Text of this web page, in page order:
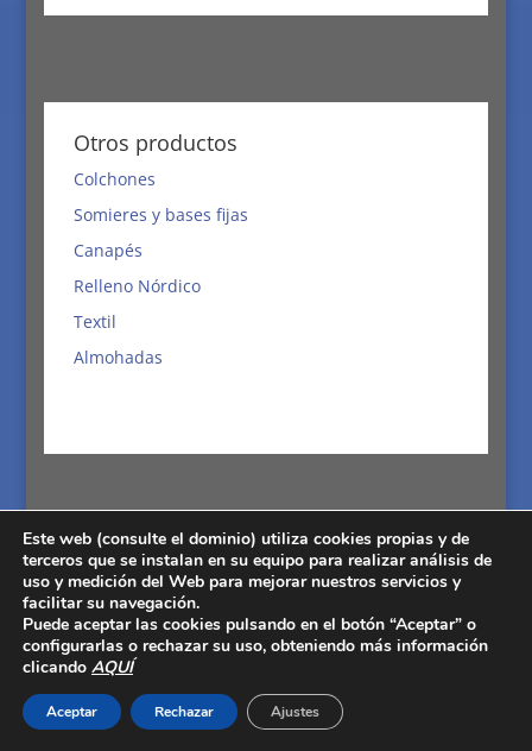
Otros productos
Colchones
Somieres y bases fijas
Canapés
Relleno Nórdico
Textil
Almohadas
Bases y somieres articulados
Dentro de los diferentestipos de somierque
podemos comprar, las
opción que mejor se puede adaptar nuestro cuerpo.
Estos modelos están provistos de reguladores para
Este web (consulte el dominio) utiliza cookies propias y de
terceros que se instalan en su equipo para realizar análisis de
uso y medición del Web para mejorar nuestros servicios y
facilitar su navegación.
Puede aceptar las cookies pulsando en el botón “Aceptar” o
configurarlas o rechazar su uso, obteniendo más información
clicando AQUÍ
Aceptar Rechazar Ajustes